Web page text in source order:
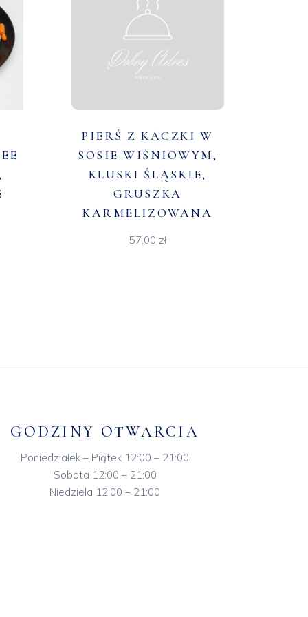
PIERŚ Z KACZKI W
SOSIE WIŚNIOWYM,
KLUSKI ŚLĄSKIE,
GRUSZKA
KARMELIZOWANA
57,00 zł
GODZINY OTWARCIA
Poniedziałek – Piątek 12:00 – 21:00
Sobota 12:00 – 21:00
Niedziela 12:00 – 21:00